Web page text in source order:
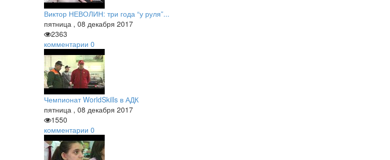
Виктор НЕВОЛИН: три года “у руля”...
пятница , 08 декабря 2017
2363
комментарии 0
Чемпионат WorldSkills в АДК
пятница , 08 декабря 2017
1550
комментарии 0